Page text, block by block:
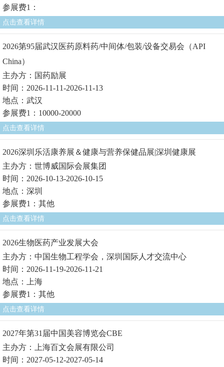
参展费1：
点击查看详情
2026第95届武汉医药原料药/中间体/包装/设备交易会（API
China）
主办方：国药励展
时间：2026-11-11-2026-11-13
地点：武汉
参展费1：10000-20000
点击查看详情
2026深圳乐活康养展＆健康与营养保健品展|深圳健康展
主办方：世博威国际会展集团
时间：2026-10-13-2026-10-15
地点：深圳
参展费1：其他
点击查看详情
2026生物医药产业发展大会
主办方：中国生物工程学会，深圳国际人才交流中心
时间：2026-11-19-2026-11-21
地点：上海
参展费1：其他
点击查看详情
2027年第31届中国美容博览会CBE
主办方：上海百文会展有限公司
时间：2027-05-12-2027-05-14